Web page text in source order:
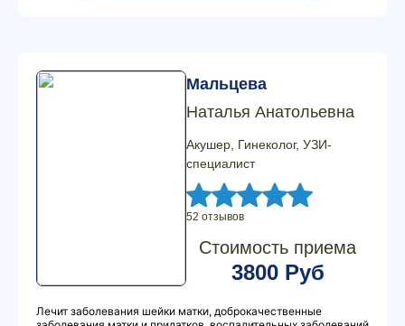
Мальцева
Наталья Анатольевна
Акушер, Гинеколог, УЗИ-
специалист
52 отзывов
Стоимость приема
3800 Руб
Лечит заболевания шейки матки, доброкачественные